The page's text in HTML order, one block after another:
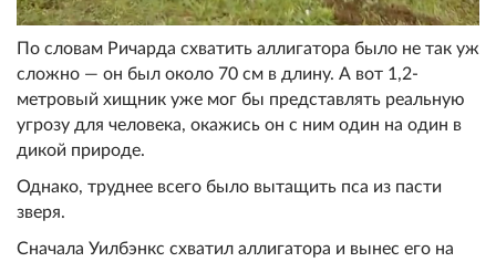
По словам Ричарда схватить аллигатора было не так уж
сложно — он был около 70 см в длину. А вот 1,2-
метровый хищник уже мог бы представлять реальную
угрозу для человека, окажись он с ним один на один в
дикой природе.
Однако, труднее всего было вытащить пса из пасти
зверя.
Сначала Уилбэнкс схватил аллигатора и вынес его на